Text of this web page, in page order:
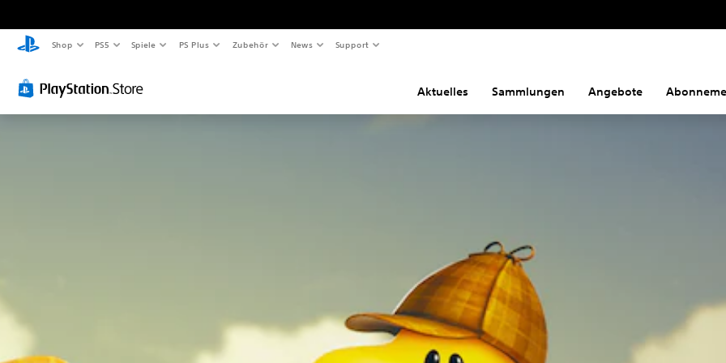
Shop PS5 Spiele PS Plus Zubehör News Support
Aktuelles Sammlungen Angebote